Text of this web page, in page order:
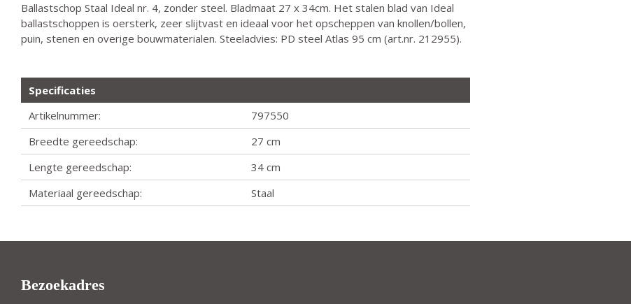
Ballastschop Staal Ideal nr. 4, zonder steel. Bladmaat 27 x 34cm. Het stalen blad van Ideal
ballastschoppen is oersterk, zeer slijtvast en ideaal voor het opscheppen van knollen/bollen,
puin, stenen en overige bouwmaterialen. Steeladvies: PD steel Atlas 95 cm (art.nr. 212955).
Specificaties
Artikelnummer:
797550
Breedte gereedschap:
27 cm
Lengte gereedschap:
34 cm
Materiaal gereedschap:
Staal
Bezoekadres